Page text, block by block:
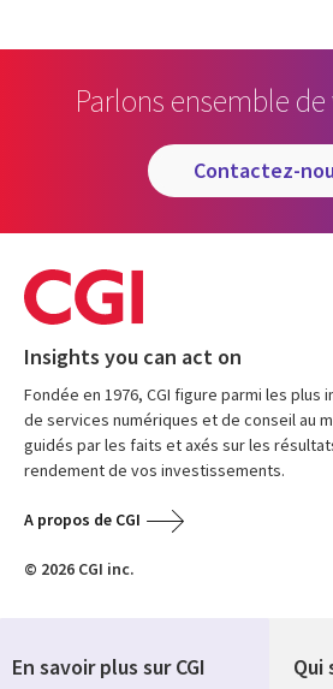
Parlons ensemble
contactez-
Insights you can act on
Fondée en 1976, CGI figure parmi les
de services numériques et de conseil au
guidés par les faits et axés sur les
rendement de vos investissements.
A propos de CGI
© 2026 CGI inc.
Qui
En savoir plus sur CGI